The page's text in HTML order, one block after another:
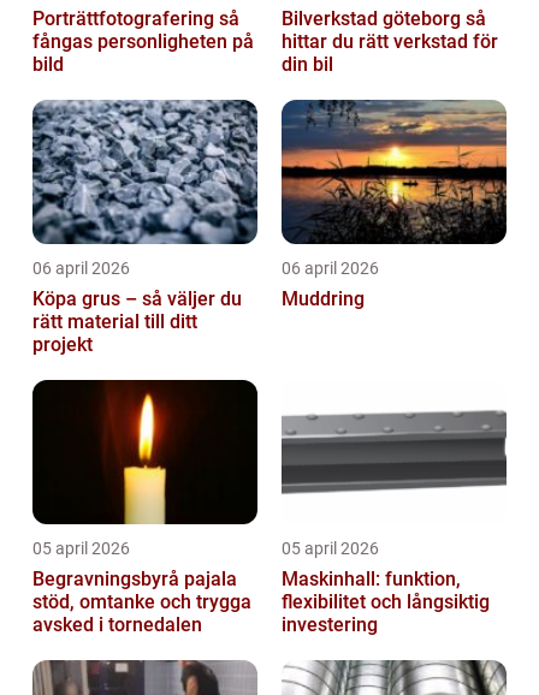
Porträttfotografering så
fångas personligheten på
bild
Bilverkstad göteborg så
hittar du rätt verkstad för
din bil
06 april 2026
Köpa grus – så väljer du
rätt material till ditt
projekt
06 april 2026
Muddring
05 april 2026
Begravningsbyrå pajala
stöd, omtanke och trygga
avsked i tornedalen
05 april 2026
Maskinhall: funktion,
flexibilitet och långsiktig
investering